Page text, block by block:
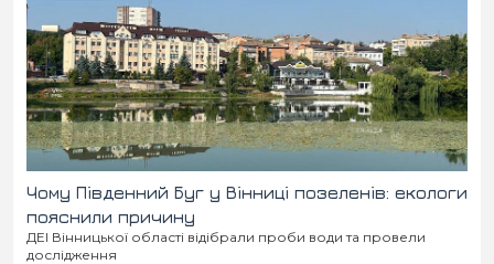
Чому Південний Буг у Вінниці позеленів: екологи
пояснили причину
ДЕІ Вінницької області відібрали проби води та провели
дослідження